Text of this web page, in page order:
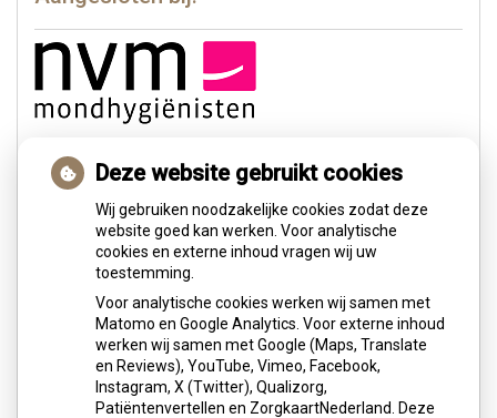
Deze website gebruikt cookies
Wij gebruiken noodzakelijke cookies zodat deze
website goed kan werken. Voor analytische
cookies en externe inhoud vragen wij uw
toestemming.
Voor analytische cookies werken wij samen met
Matomo en Google Analytics. Voor externe inhoud
werken wij samen met Google (Maps, Translate
en Reviews), YouTube, Vimeo, Facebook,
Instagram, X (Twitter), Qualizorg,
Patiëntenvertellen en ZorgkaartNederland. Deze